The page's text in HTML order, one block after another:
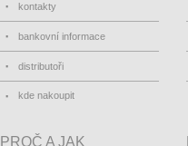
kontakty
bankovní informace
distributoři
kde nakoupit
PROČ A JAK